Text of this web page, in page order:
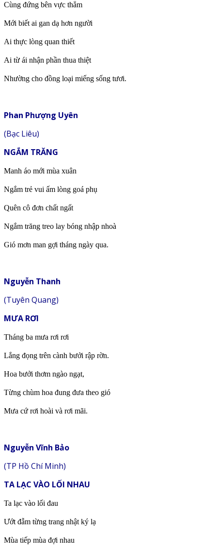
Cùng đứng bên vực thẳm
Mới biết ai gan dạ hơn người
Ai thực lòng quan thiết
Ai từ ái nhận phần thua thiệt
Nhường cho đồng loại miếng sống tươi.
Phan Phượng Uyên
(Bạc Liêu)
NGẮM TRĂNG
Manh áo mới mùa xuân
Ngắm trẻ vui ấm lòng goá phụ
Quên cô đơn chất ngất
Ngắm trăng treo lay bóng nhập nhoà
Gió mơn man gợi tháng ngày qua.
Nguyễn Thanh
(Tuyên Quang)
MƯA RƠI
Tháng ba mưa rơi rơi
Lắng đọng trên cành bưởi rập rờn.
Hoa bưởi thơm ngào ngạt,
Từng chùm hoa đung đưa theo gió
Mưa cứ rơi hoài và rơi mãi.
Nguyễn Vĩnh Bảo
(TP Hồ Chí Minh)
TA LẠC VÀO LỐI NHAU
Ta lạc vào lối đau
Ướt đẫm từng trang nhật ký lạ
Mùa tiếp mùa đợi nhau